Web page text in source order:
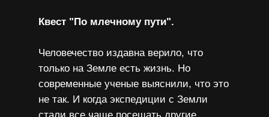
Квест "По млечному пути".
Человечество издавна верило, что
только на Земле есть жизнь. Но
современные ученые выяснили, что это
не так. И когда экспедиции с Земли
стали все чаще посещать другие